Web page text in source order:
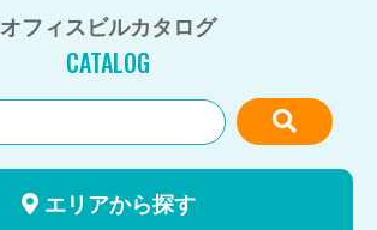
オフィスビルカタログ
CATALOG
エリアから探す